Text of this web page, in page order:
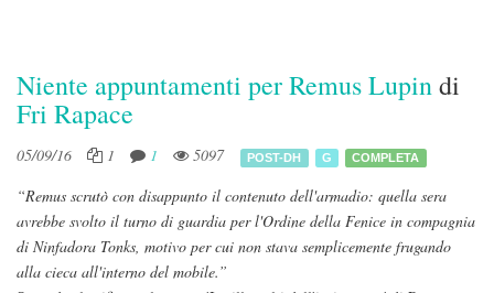
Niente appuntamenti per Remus Lupindi
Fri Rapace
05/09/16 1 1 5097 POST-DH G COMPLETA
“Remus scrutò con disappunto il contenuto dell'armadio: quella sera
avrebbe svolto il turno di guardia per l'Ordine della Fenice in compagnia
di Ninfadora Tonks, motivo per cui non stava semplicemente frugando
alla cieca all'interno del mobile.”